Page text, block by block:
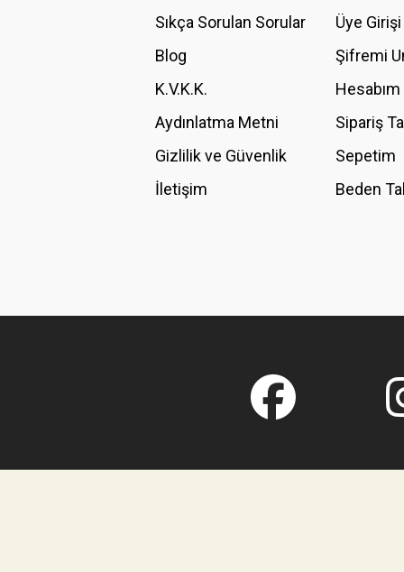
Ürün açıklamasında eksik bilgiler bulunuyor.
Ürün fiyatı diğer sitelerden daha pahalı.
Bu ürüne benzer farklı alternatifler olmalı.
Sıkça Sorulan Sorular
Blog
K.V.K.K.
Aydınlatma Metni
Gizlilik ve Güvenlik
İletişim
Üye Girişi
Şifremi
Hesabım
Sipariş
Sepetim
Beden